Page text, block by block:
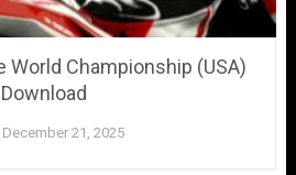
World Championship (USA)
December 21, 2025